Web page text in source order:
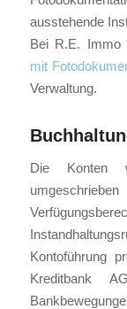
ausstehende
Bei R.E. Immo
mit
Verwaltung.
Die Konten
Kontoführung
Kreditbank